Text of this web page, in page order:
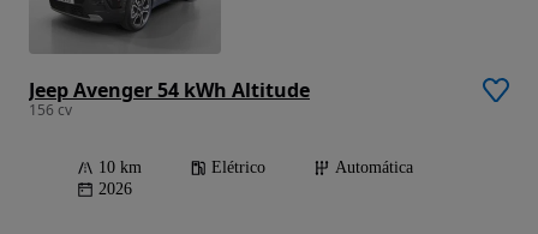
Jeep Avenger 54 kWh Altitude
156 cv
10 km Elétrico
Automática
2026